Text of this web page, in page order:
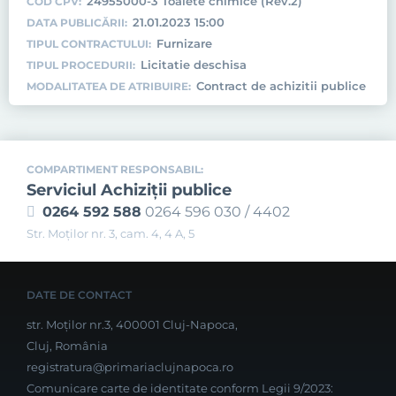
DATA PUBLICĂRII: 21.01.2023 15:00
TIPUL CONTRACTULUI: Furnizare
TIPUL PROCEDURII: Licitatie deschisa
MODALITATEA DE ATRIBUIRE: Contract de achizitii publice
COMPARTIMENT RESPONSABIL:
Serviciul Achiziţii publice
0264 592 588 0264 596 030 / 4402
Str. Moţilor nr. 3, cam. 4, 4 A, 5
DATE DE CONTACT
str. Moților nr.3, 400001 Cluj-Napoca,
Cluj, România
registratura@primariaclujnapoca.ro
Comunicare carte de identitate conform Legii 9/2023: